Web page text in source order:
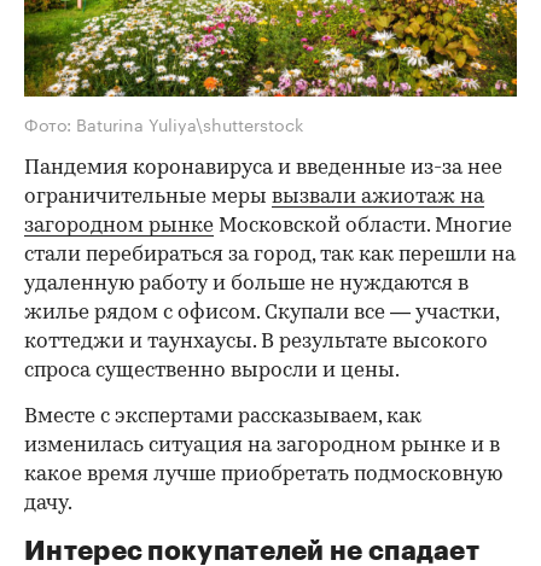
Фото: Baturina Yuliya\shutterstock
Пандемия коронавируса и введенные из-за нее
ограничительные меры вызвали ажиотаж на
загородном рынке Московской области. Многие
стали перебираться за город, так как перешли на
удаленную работу и больше не нуждаются в
жилье рядом с офисом. Скупали все — участки,
коттеджи и таунхаусы. В результате высокого
спроса существенно выросли и цены.
Вместе с экспертами рассказываем, как
изменилась ситуация на загородном рынке и в
какое время лучше приобретать подмосковную
дачу.
Интерес покупателей не спадает